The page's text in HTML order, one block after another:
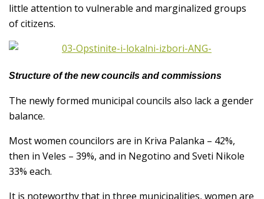
little attention to vulnerable and marginalized groups
of citizens.
Structure of the new councils and commissions
The newly formed municipal councils also lack a gender
balance.
Most women councilors are in Kriva Palanka – 42%,
then in Veles – 39%, and in Negotino and Sveti Nikole
33% each.
It is noteworthy that in three municipalities, women are